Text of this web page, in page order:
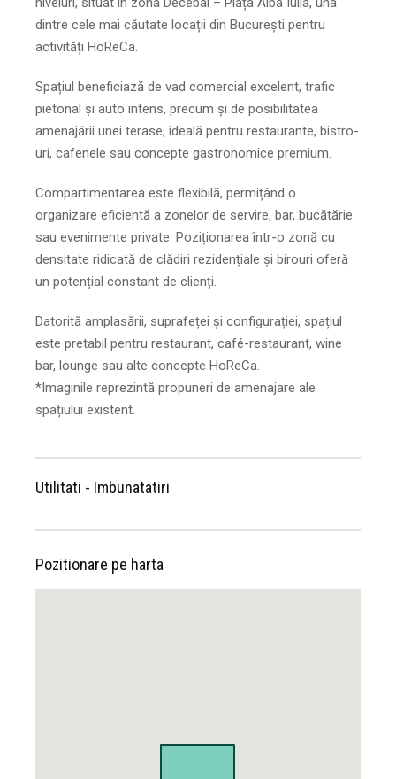
dintre cele mai căutate locații din București pentru
activități HoReCa.
Spațiul beneficiază de vad comercial excelent, trafic
pietonal și auto intens, precum și de posibilitatea
amenajării unei terase, ideală pentru restaurante, bistro-
uri, cafenele sau concepte gastronomice premium.
Compartimentarea este flexibilă, permițând o
organizare eficientă a zonelor de servire, bar, bucătărie
sau evenimente private. Poziționarea într-o zonă cu
densitate ridicată de clădiri rezidențiale și birouri oferă
un potențial constant de clienți.
Datorită amplasării, suprafeței și configurației, spațiul
este pretabil pentru restaurant, café-restaurant, wine
bar, lounge sau alte concepte HoReCa.
*Imaginile reprezintă propuneri de amenajare ale
spațiului existent.
Utilitati - Imbunatatiri
Pozitionare pe harta